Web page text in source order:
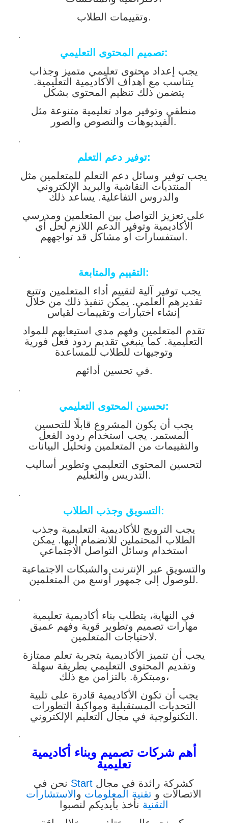
وتقييمات الطلاب.
.
تصميم المحتوى التعليمي:
يجب إعداد محتوى تعليمي متميز وجذاب
يتناسب مع أهداف الأكاديمية التعليمية.
يتضمن ذلك تنظيم المحتوى بشكل
منطقي وتوفير مواد تعليمية متنوعة مثل
الفيديوهات والنصوص والصور.
.
توفير دعم التعلم:
يجب توفير وسائل دعم التعلم للمتعلمين مثل
المنتديات النقاشية والبريد الإلكتروني
والدروس التفاعلية. يساعد ذلك
على تعزيز التواصل بين المتعلمين ومدرسي
الأكاديمية وتوفير الدعم اللازم لحل أي
استفسارات أو مشاكل قد تواجههم.
.
التقييم والمتابعة:
يجب توفير آلية لتقييم أداء المتعلمين وتتبع
تقديرهم العلمي. يمكن تنفيذ ذلك من خلال
إنشاء اختبارات وتقييمات لقياس
تقدم المتعلمين وفهم مدى استيعابهم للمواد
التعليمية. كما ينبغي تقديم ردود فعل فورية
وتوجيهات للطلاب للمساعدة
في تحسين أدائهم.
.
تحسين المحتوى التعليمي:
يجب أن يكون المشروع قابلًا للتحسين
المستمر. يجب استخدام ردود الفعل
والتقييمات من المتعلمين وتحليل البيانات
لتحسين المحتوى التعليمي وتطوير أساليب
التدريس والتعليم.
.
التسويق وجذب الطلاب:
يجب الترويج للأكاديمية التعليمية وجذب
الطلاب المحتملين للانضمام إليها. يمكن
استخدام وسائل التواصل الاجتماعي
والتسويق عبر الإنترنت والشبكات الاجتماعية
للوصول إلى جمهور أوسع من المتعلمين.
.
في النهاية، يتطلب بناء أكاديمية تعليمية
مهارات تصميم وتطوير قوية وفهم عميق
لاحتياجات المتعلمين.
يجب أن تتميز الأكاديمية بتجربة تعلم ممتازة
وتقديم المحتوى التعليمي بطريقة سهلة
ومبتكرة. بالتزامن مع ذلك،
يجب أن تكون الأكاديمية قادرة على تلبية
التحديات المستقبلية ومواكبة التطورات
التكنولوجية في مجال التعليم الإلكتروني.
.
أهم شركات تصميم وبناء أكاديمية
تعليمية
Start
الاتصالات و تقنية المعلومات و الاستشارات
التقنية نأخذ بأيديكم لنصبوا